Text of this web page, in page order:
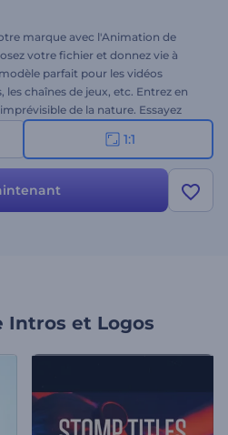
marque avec l'Animation de
votre fichier et donnez vie à
parfait pour les vidéos
chaînes de jeux, etc. Entrez en
de la nature. Essayez
1:1
Intros et Logos